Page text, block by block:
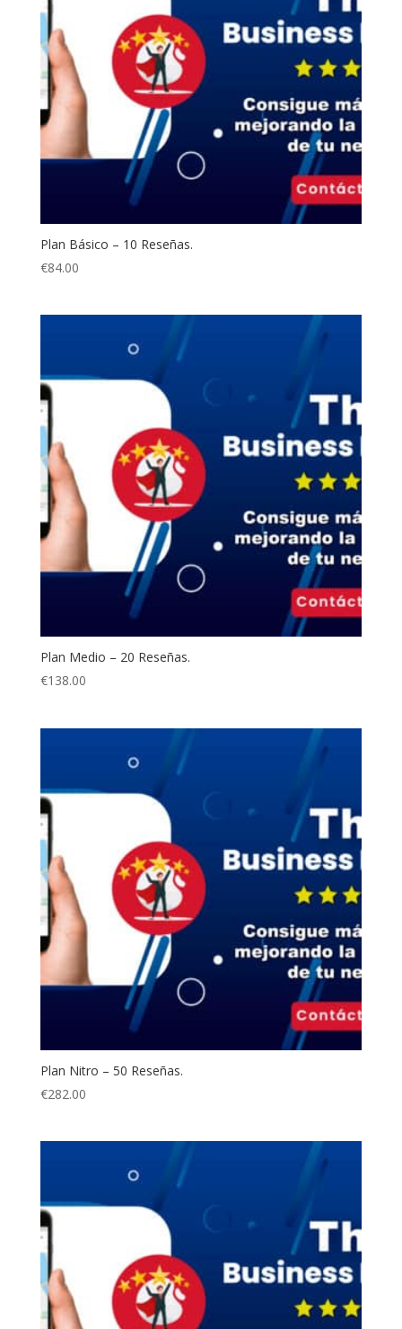
Plan Básico – 10 Reseñas.
€84.00
Plan Medio – 20 Reseñas.
€138.00
Plan Nitro – 50 Reseñas.
€282.00